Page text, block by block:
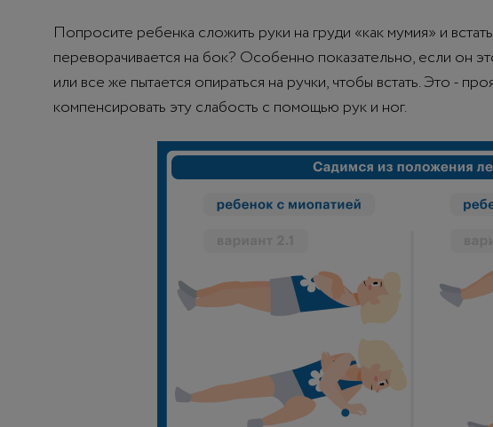
Попросите ребенка сложить руки на груди «как мумия» и
переворачивается на бок? Особенно показательно, если он
или все же пытается опираться на ручки, чтобы встать. Это -
компенсировать эту слабость с помощью рук и ног.